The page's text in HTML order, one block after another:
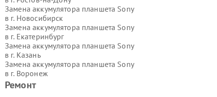
Ремонт
Замена аккумулятора планшета Sony
в г. Новосибирск
Замена аккумулятора планшета Sony
в г. Екатеринбург
Замена аккумулятора планшета Sony
в г. Казань
Замена аккумулятора планшета Sony
в г. Воронеж
Замена аккумулятора планшета Sony
в г.Волгоград